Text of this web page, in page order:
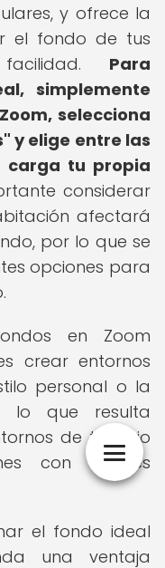
y ofrece la
el fondo de tus
Para
simplemente
selecciona
y elige entre las
carga tu propia
considerar
afectará
por lo que se
opciones para
en Zoom
crear entornos
personal o la
lo que resulta
de trabajo
con clientes
el fondo ideal
una ventaja